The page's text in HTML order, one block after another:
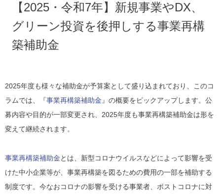
【2025・令和7年】新規事業やDX、
グリーン投資を後押しする事業再構
築補助金
2025年度も様々な補助金が予算案として盛り込まれており、このコ
ラムでは、『事業再構築補助金 』の概要をピックアップします。公
募内容や目的が一部変更され、2025年度も事業再構築補助金は形を
変えて継続されます。
事業再構築補助金とは、新型コロナウイルスなどによって影響を受
けた中小企業等が、事業再構築を図るための費用の一部を補助する
制度です。今なおコロナの影響を受ける事業者、ポストコロナに対